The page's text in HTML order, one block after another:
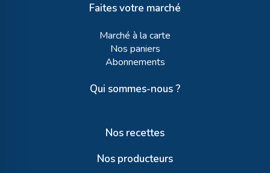
Faites votre marché
Marché à la carte
Nos paniers
Abonnements
Qui sommes-nous ?
Nos recettes
Nos producteurs